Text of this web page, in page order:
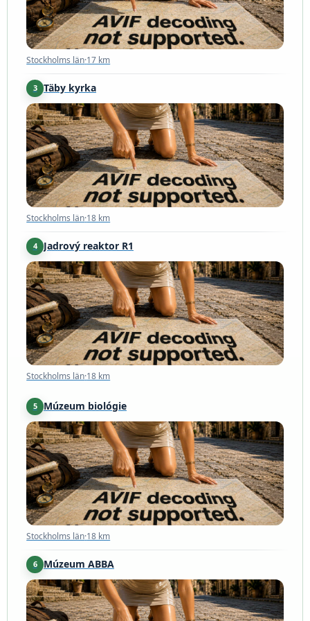
Stockholms län·17 km
3 Täby kyrka
Stockholms län·18 km
Stockholms län·18 km
4 Jadrový reaktor R1
Stockholms län·18 km
Stockholms län·18 km
5 Múzeum biológie
Stockholms län·18 km
Stockholms län·18 km
6 Múzeum ABBA
Stockholms län·18 km